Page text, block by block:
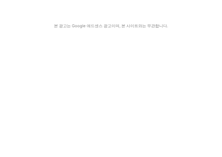
본 광고는 Google 애드센스 광고이며, 본 사이트와는 무관합니다.